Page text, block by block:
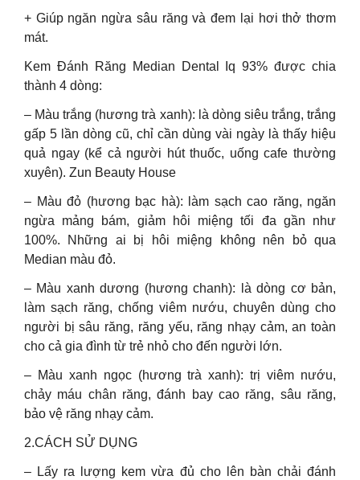
+ Giúp ngăn ngừa sâu răng và đem lại hơi thở thơm
mát.
Kem Đánh Răng Median Dental Iq 93% được chia
thành 4 dòng:
– Màu trắng (hương trà xanh): là dòng siêu trắng, trắng
gấp 5 lần dòng cũ, chỉ cần dùng vài ngày là thấy hiệu
quả ngay (kể cả người hút thuốc, uống cafe thường
xuyên). Zun Beauty House
– Màu đỏ (hương bạc hà): làm sạch cao răng, ngăn
ngừa mảng bám, giảm hôi miệng tối đa gần như
100%. Những ai bị hôi miệng không nên bỏ qua
Median màu đỏ.
– Màu xanh dương (hương chanh): là dòng cơ bản,
làm sạch răng, chống viêm nướu, chuyên dùng cho
người bị sâu răng, răng yếu, răng nhạy cảm, an toàn
cho cả gia đình từ trẻ nhỏ cho đến người lớn.
– Màu xanh ngọc (hương trà xanh): trị viêm nướu,
chảy máu chân răng, đánh bay cao răng, sâu răng,
bảo vệ răng nhạy cảm.
2.CÁCH SỬ DỤNG
– Lấy ra lượng kem vừa đủ cho lên bàn chải đánh